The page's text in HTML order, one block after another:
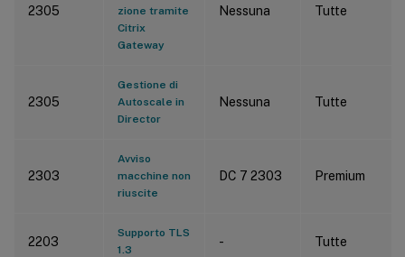
2305
zione tramite
Citrix
Gateway
Nessuna Tutte
2305
Gestione di
Autoscale in
Director
Nessuna Tutte
2303
Avviso
macchine non
riuscite
DC 7 2303 Premium
2203
Supporto TLS
1.3
- Tutte